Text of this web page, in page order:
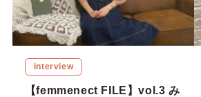
interview
【femmenect FILE】vol.3 み